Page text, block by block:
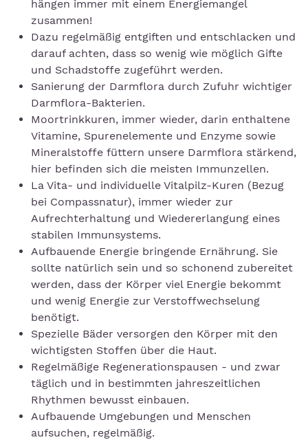
hängen immer mit einem Energiemangel
zusammen!
Dazu regelmäßig entgiften und entschlacken und
darauf achten, dass so wenig wie möglich Gifte
und Schadstoffe zugeführt werden.
Sanierung der Darmflora durch Zufuhr wichtiger
Darmflora-Bakterien.
Moortrinkkuren, immer wieder, darin enthaltene
Vitamine, Spurenelemente und Enzyme sowie
Mineralstoffe füttern unsere Darmflora stärkend,
hier befinden sich die meisten Immunzellen.
La Vita- und individuelle Vitalpilz-Kuren (Bezug
bei Compassnatur), immer wieder zur
Aufrechterhaltung und Wiedererlangung eines
stabilen Immunsystems.
Aufbauende Energie bringende Ernährung. Sie
sollte natürlich sein und so schonend zubereitet
werden, dass der Körper viel Energie bekommt
und wenig Energie zur Verstoffwechselung
benötigt.
Spezielle Bäder versorgen den Körper mit den
wichtigsten Stoffen über die Haut.
Regelmäßige Regenerationspausen - und zwar
täglich und in bestimmten jahreszeitlichen
Rhythmen bewusst einbauen.
Aufbauende Umgebungen und Menschen
aufsuchen, regelmäßig.